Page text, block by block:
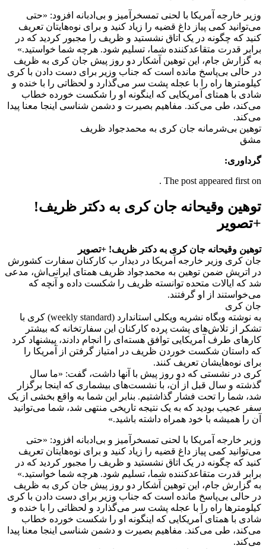
وزیر خارجه آمریکا با لحنی تمسخرآمیز و بی‌ادبانه افزود: «حتی
می‌توانید کمی پیاز داغ قضیه را زیاد کنید و برای نوه‌هایتان تعریف
کنید که چگونه در یک اتاق نشستید و ظریف را مجبور کردید که در
برابر قدرت متقاعدکننده شما، تسلیم شود. هرچه شما خواستید.»
به گزارش جام، این توهین آشکار دو روز پیش جان کری به ظریف
در حالی بی‌پاسخ مانده است که جناب وزیر برای دست دادن با کری
کیلومترها راه را با عجله پشت سر می‌گذارد و لحظاتی را با خنده و
شادی با همتای آمریکایی که اینگونه او را شکست خورده خطاب
می‌کند، طی می‌کند. مفاهیم بصیرت و دشمن شناسی اینجا معنا پیدا
می‌کند.
توهین بی‌شرمانه جان کری به محمدجواد ظریف
مشق
گرداوری:
The post appeared first on .
توهین وقیحانه جان کری به دکتر ظریف!
+تصویر
توهین وقیحانه جان کری به دکتر ظریف! +تصویر
جان کری وزیر خارجه آمریکا در دیدار ب کارکنان سفارت کشورش
در اتریش ضمن توهین به محمدجواد ظریف همتای ایرانی‌اش، مدعی
شد که ایالات متحده توانسته ظریف را شکست داده و آنچه که
می‌خواستند از او گرفتند.
جان کری
به نوشته وبگاه نشریه ویکلی استاندارد (weekly standard) کری با
تشکر از تلاش‌های پشت پرده کارکنان این سفارتخانه که بیشتر
کارهای طرف آمریکایی توافق هسته‌ای را انجام دادند، پیشنهاد کرد
که داستان شکست خوردن ظریف در امتیاز گرفتن از آمریکا را
برای نوه‌هایشان تعریف کنند.
کری در نشستی که دو روز پیش با آنها داشت، گفت: «ما سال
گذشته و سال قبل از آن، با نشست‌های بیشماری که اینجا برگزار
شد، شما را تحت فشار گذاشتیم. بنابر این شما به واقع بخشی از یک
سفر عجیب بودید که به یک نتیجه تاریخی منتهی شد، شما می‌توانید
آن را همیشه با خود همراه داشته باشید.»
وزیر خارجه آمریکا با لحنی تمسخرآمیز و بی‌ادبانه افزود: «حتی
می‌توانید کمی پیاز داغ قضیه را زیاد کنید و برای نوه‌هایتان تعریف
کنید که چگونه در یک اتاق نشستید و ظریف را مجبور کردید که در
برابر قدرت متقاعدکننده شما، تسلیم شود. هرچه شما خواستید.»
به گزارش جام، این توهین آشکار دو روز پیش جان کری به ظریف
در حالی بی‌پاسخ مانده است که جناب وزیر برای دست دادن با کری
کیلومترها راه را با عجله پشت سر می‌گذارد و لحظاتی را با خنده و
شادی با همتای آمریکایی که اینگونه او را شکست خورده خطاب
می‌کند، طی می‌کند. مفاهیم بصیرت و دشمن شناسی اینجا معنا پیدا
می‌کند.